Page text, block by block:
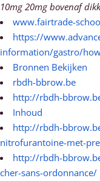
10mg 20mg bovenaf
www.fairtrade-
https://
information/gastro/
Bronnen Bekijken
rbdh-bbrow.be
http://rbdh-
Inhoud
http://rbdh-
nitrofurantoine-met-
http://rbdh-
cher-sans-ordonnance/